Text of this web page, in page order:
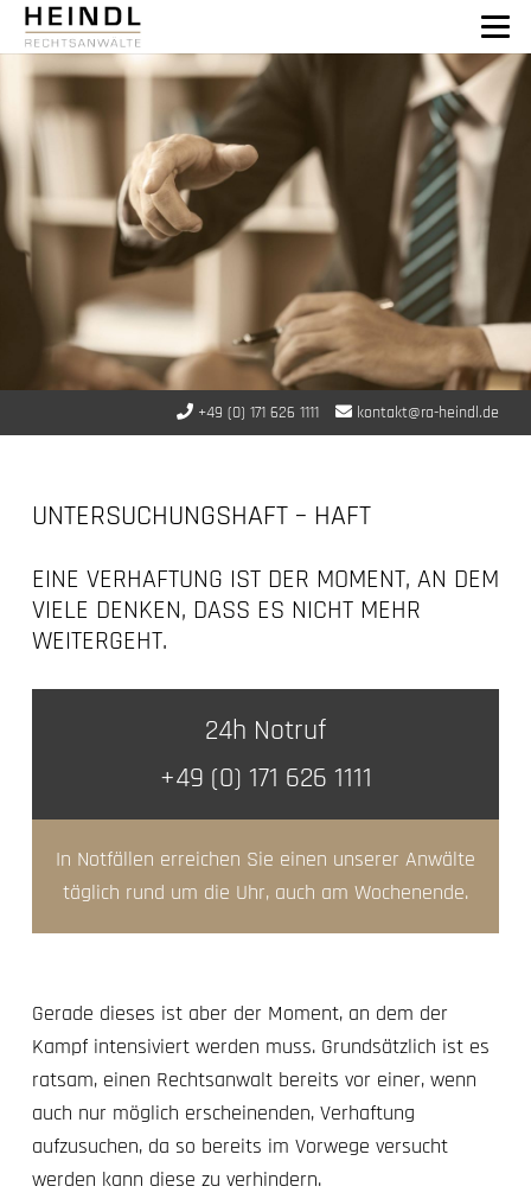
+49 (0) 171 626 1111 kontakt@ra-heindl.de
UNTERSUCHUNGSHAFT – HAFT
EINE VERHAFTUNG IST DER MOMENT, AN DEM
VIELE DENKEN, DASS ES NICHT MEHR
WEITERGEHT.
24h Notruf
+49 (0) 171 626 1111
In Notfällen erreichen Sie einen unserer Anwälte
täglich rund um die Uhr, auch am Wochenende.
Gerade dieses ist aber der Moment, an dem der
Kampf intensiviert werden muss. Grundsätzlich ist es
ratsam, einen Rechtsanwalt bereits vor einer, wenn
auch nur möglich erscheinenden, Verhaftung
aufzusuchen, da so bereits im Vorwege versucht
werden kann diese zu verhindern.